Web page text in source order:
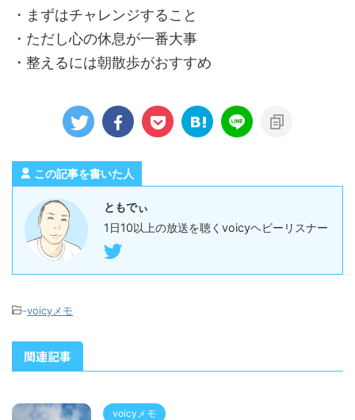
・まずはチャレンジすること
・ただし心の休息が一番大事
・整えるには朝散歩がおすすめ
この記事を書いた人
ともでぃ
1日10以上の放送を聴くvoicyヘビーリスナー
-voicyメモ
関連記事
voicyメモ